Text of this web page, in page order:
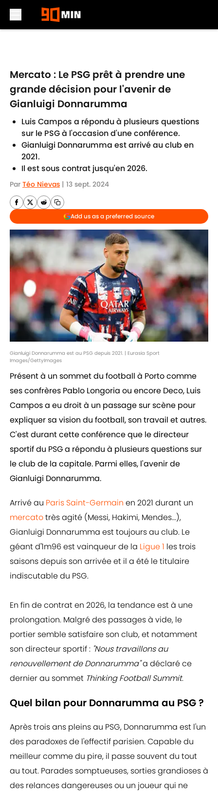
Mercato : Le PSG prêt à prendre une
grande décision pour l'avenir de
Gianluigi Donnarumma
Luis Campos a répondu à plusieurs questions
sur le PSG à l'occasion d'une conférence.
Gianluigi Donnarumma est arrivé au club en
2021.
Il est sous contrat jusqu'en 2026.
Par Téo Nievas | 13 sept. 2024
Add us as a preferred source
Gianluigi Donnarumma est au PSG depuis 2021. | Eurasia Sport
Images/GettyImages
Présent à un sommet du football à Porto comme
ses confrères Pablo Longoria ou encore Deco, Luis
Campos a eu droit à un passage sur scène pour
expliquer sa vision du football, son travail et autres.
C'est durant cette conférence que le directeur
sportif du PSG a répondu à plusieurs questions sur
le club de la capitale. Parmi elles, l'avenir de
Gianluigi Donnarumma.
Arrivé au Paris Saint-Germain en 2021 durant un
mercatotrès agité (Messi, Hakimi, Mendes...),
Gianluigi Donnarumma est toujours au club. Le
géant d'1m96 est vainqueur de la Ligue 1 les trois
saisons depuis son arrivée et il a été le titulaire
indiscutable du PSG.
En fin de contrat en 2026, la tendance est à une
prolongation. Malgré des passages à vide, le
portier semble satisfaire son club, et notamment
son directeur sportif : "Nous travaillons au
renouvellement de Donnarumma"a déclaré ce
dernier au sommet Thinking Football Summit.
Quel bilan pour Donnarumma au PSG ?
Après trois ans pleins au PSG, Donnarumma est l'un
des paradoxes de l'effectif parisien. Capable du
meilleur comme du pire, il passe souvent du tout
au tout. Parades somptueuses, sorties grandioses à
des relances dangereuses ou un joueur qui ne